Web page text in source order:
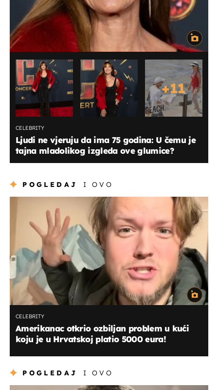
+11
CELEBRITY
Ljudi ne vjeruju da ima 75 godina: U čemu je
tajna mladolikog izgleda ove glumice?
POGLEDAJ I OVO
CELEBRITY
Amerikanac otkrio ozbiljan problem u kući
koju je u Hrvatskoj platio 5000 eura!
POGLEDAJ I OVO